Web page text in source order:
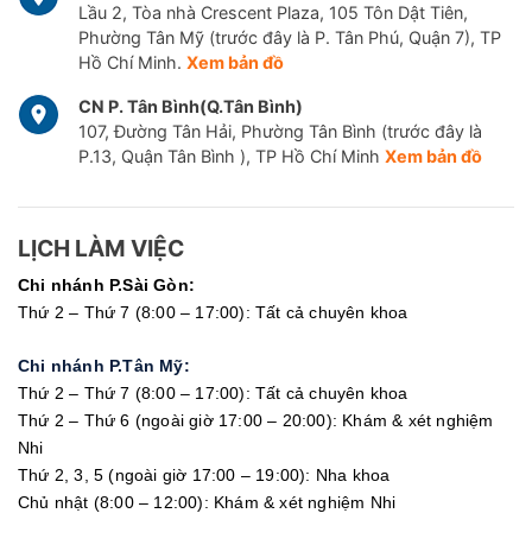
Lầu 2, Tòa nhà Crescent Plaza, 105 Tôn Dật Tiên,
Phường Tân Mỹ (trước đây là P. Tân Phú, Quận 7), TP
Hồ Chí Minh. Xem bản đồ
CN P. Tân Bình(Q.Tân Bình)
107, Đường Tân Hải, Phường Tân Bình (trước đây là
P.13, Quận Tân Bình ), TP Hồ Chí Minh Xem bản đồ
LỊCH LÀM VIỆC
Chi nhánh P.Sài Gòn:
Thứ 2 – Thứ 7 (8:00 – 17:00): Tất cả chuyên khoa
Chi nhánh P.Tân Mỹ:
Thứ 2 – Thứ 7 (8:00 – 17:00): Tất cả chuyên khoa
Thứ 2 – Thứ 6 (ngoài giờ 17:00 – 20:00): Khám & xét nghiệm
Nhi
Thứ 2, 3, 5 (ngoài giờ 17:00 – 19:00): Nha khoa
Chủ nhật (8:00 – 12:00): Khám & xét nghiệm Nhi